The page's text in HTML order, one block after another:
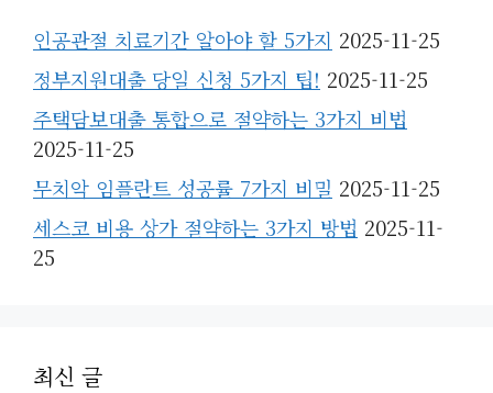
인공관절 치료기간 알아야 할 5가지 2025-11-25
정부지원대출 당일 신청 5가지 팁! 2025-11-25
주택담보대출 통합으로 절약하는 3가지 비법
2025-11-25
무치악 임플란트 성공률 7가지 비밀 2025-11-25
세스코 비용 상가 절약하는 3가지 방법 2025-11-
25
최신 글